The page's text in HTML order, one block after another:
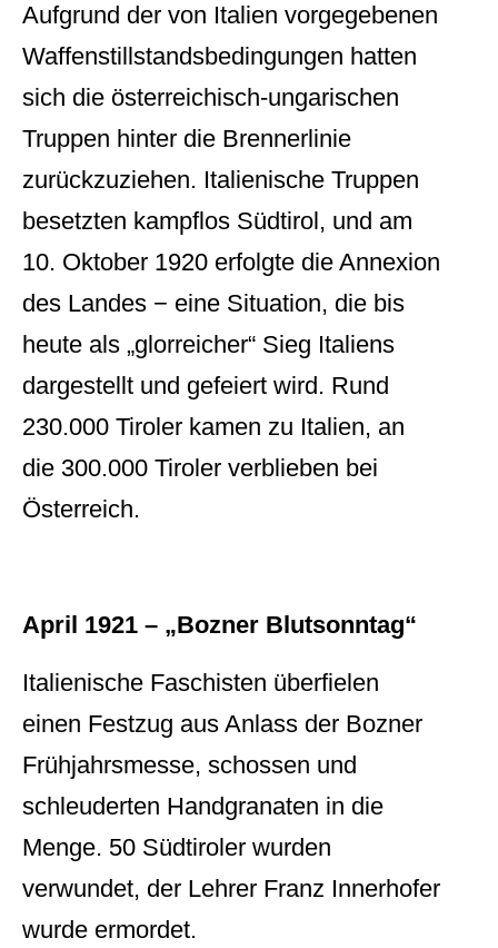
Aufgrund der von Italien vorgegebenen
Waffenstillstandsbedingungen hatten
sich die österreichisch-ungarischen
Truppen hinter die Brennerlinie
zurückzuziehen. Italienische Truppen
besetzten kampflos Südtirol, und am
10. Oktober 1920 erfolgte die Annexion
des Landes − eine Situation, die bis
heute als „glorreicher“ Sieg Italiens
dargestellt und gefeiert wird. Rund
230.000 Tiroler kamen zu Italien, an
die 300.000 Tiroler verblieben bei
Österreich.
April 1921 – „Bozner Blutsonntag“
Italienische Faschisten überfielen
einen Festzug aus Anlass der Bozner
Frühjahrsmesse, schossen und
schleuderten Handgranaten in die
Menge. 50 Südtiroler wurden
verwundet, der Lehrer Franz Innerhofer
wurde ermordet.